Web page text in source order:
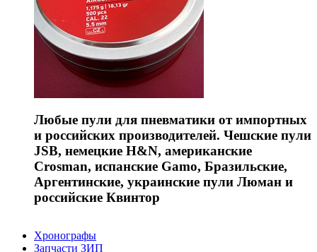
Любые пули для пневматики от импортных
и российских производителей. Чешские пули
JSB, немецкие H&N, американские
Crosman, испанские Gamo, Бразильские,
Аргентинские, украинские пули Люман и
российские Квинтор
Хронографы
Запчасти ЗИП